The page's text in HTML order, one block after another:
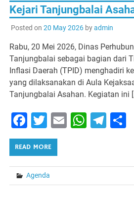
Kejari Tanjungbalai
Posted on 20 May 2026byadmin
Rabu, 20 Mei 2026, Dinas
Tanjungbalai sebagai bagian dari
Inflasi Daerah (TPID) menghadiri
yang dilaksanakan di Aula
Tanjungbalai Asahan. Kegiatan ini
Facebook
Twitter
Email
READ MORE
Agenda